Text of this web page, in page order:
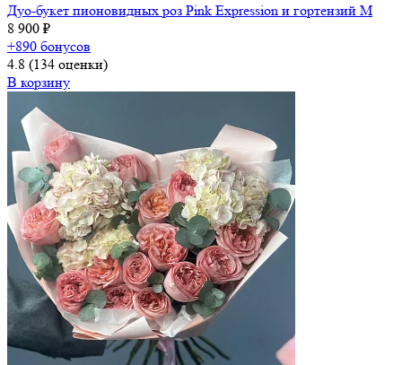
Дуо-букет пионовидных роз Pink Expression и гортензий M
8 900 ₽
+890 бонусов
4.8 (134 оценки)
В корзину